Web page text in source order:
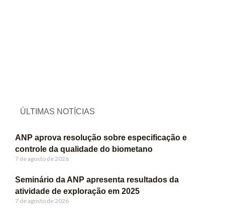
ÚLTIMAS NOTÍCIAS
ANP aprova resolução sobre especificação e
controle da qualidade do biometano
7 de agosto de 2026
Seminário da ANP apresenta resultados da
atividade de exploração em 2025
7 de agosto de 2026